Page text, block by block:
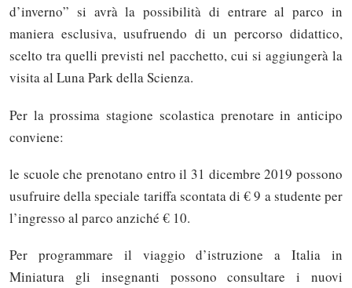
d’inverno” si avrà la possibilità di entrare al parco in
maniera esclusiva, usufruendo di un percorso didattico,
scelto tra quelli previsti nel pacchetto, cui si aggiungerà la
visita al Luna Park della Scienza.
Per la prossima stagione scolastica prenotare in anticipo
conviene:
le scuole che prenotano entro il 31 dicembre 2019 possono
usufruire della speciale tariffa scontata di € 9 a studente per
l’ingresso al parco anziché € 10.
Per programmare il viaggio d’istruzione a Italia in
Miniatura gli insegnanti possono consultare i nuovi